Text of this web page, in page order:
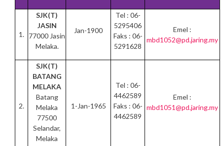
1.
SJK(T)
JASIN
77000 Jasin
Melaka.
Jan-1900
Tel : 06-
5295406
Faks : 06-
5291628
Emel :
mbd1052@pd.jaring.my
2.
SJK(T)
BATANG
MELAKA
Batang
Melaka
77500
Selandar,
Melaka
1-Jan-1965
Tel : 06-
4462589
Faks : 06-
4462589
Emel :
mbd1051@pd.jaring.my